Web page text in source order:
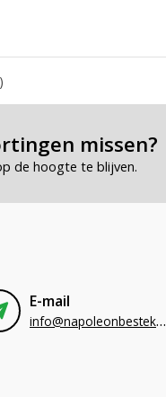
missen?
de hoogte te blijven.
E-mail
info@napoleonbestek.nl